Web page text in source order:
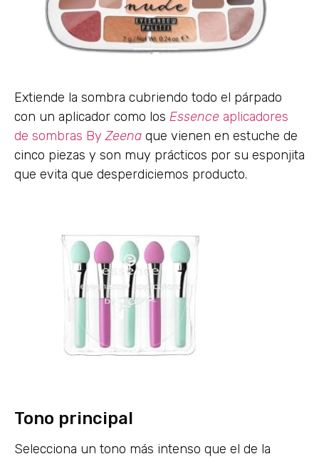
Extiende la sombra cubriendo todo el párpado
con un aplicador como los Essence aplicadores
de sombras ByZeena que vienen en estuche de
cinco piezas y son muy prácticos por su esponjita
que evita que desperdiciemos producto.
Tono principal
Selecciona un tono más intenso que el de la